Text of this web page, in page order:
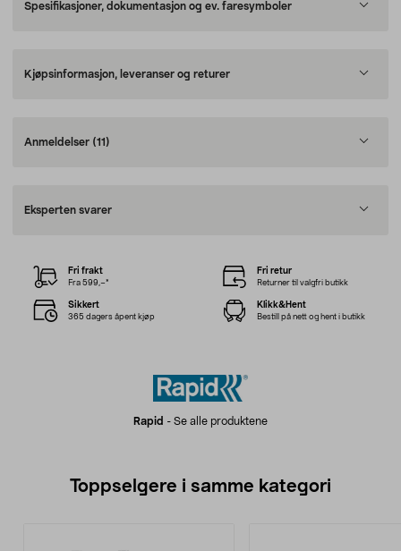
Spesifikasjoner, dokumentasjon og ev. faresymboler
Kjøpsinformasjon, leveranser og returer
Anmeldelser (11)
Eksperten svarer
Rapid - Se alle produktene
Fri frakt
Fra 599,–*
Fri retur
Returner til valgfri butikk
Sikkert
365 dagers åpent kjøp
Klikk&Hent
Bestill på nett og hent i butikk
Toppselgere i samme kategori